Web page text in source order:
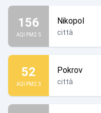
156
AQI PM2.5
Nikopol
città
52
AQI PM2.5
Pokrov
città